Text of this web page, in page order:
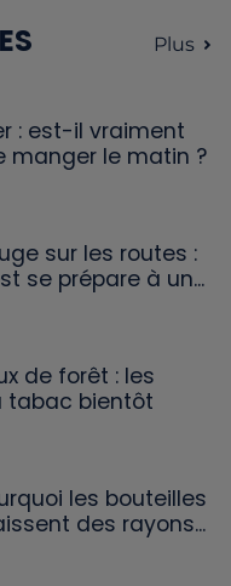
Plus
: est-il vraiment
manger le matin ?
sur les routes :
se prépare à un...
de forêt : les
tabac bientôt
les bouteilles
des rayons...